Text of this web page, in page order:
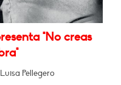
"No creas
Pellegero